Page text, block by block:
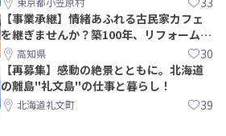
【事業承継】情緒あふれる古民家カフェ
を継ぎませんか？築100年、リフォームか
ら約10年！
高知県 30
【再募集】感動の絶景とともに。北海道
の離島"礼文島"の仕事と暮らし！
北海道礼文町 39